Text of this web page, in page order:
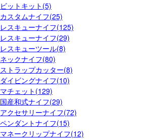
ビットキット(5)
カスタムナイフ(25)
レスキューナイフ(125)
レスキューナイフ(29)
レスキューツール(8)
ネックナイフ(80)
ストラップカッター(8)
ダイビングナイフ(10)
マチェット(129)
国産和式ナイフ(29)
アクセサリーナイフ(72)
ペンダントナイフ(15)
マネークリップナイフ(12)